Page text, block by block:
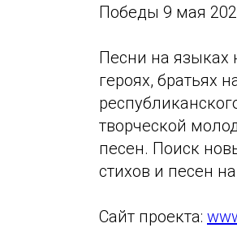
Победы 9 мая
Песни на языках
героях, братьях
творческой
песен. Поиск
стихов и песен
Сайт проекта: